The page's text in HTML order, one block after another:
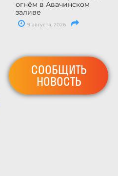
огнём в Авачинском
заливе
9 августа, 2026
СООБЩИТЬ
НОВОСТЬ